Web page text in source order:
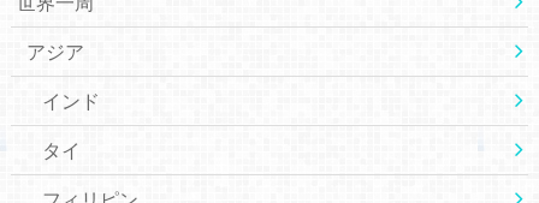
アジア
インド
タイ